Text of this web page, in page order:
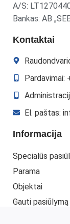
A/S:
Bankas: AB
Kontaktai
Pardavimai:
El. paštas:
Informacija
Specialūs
Parama
Objektai
Gauti pasiūlymą